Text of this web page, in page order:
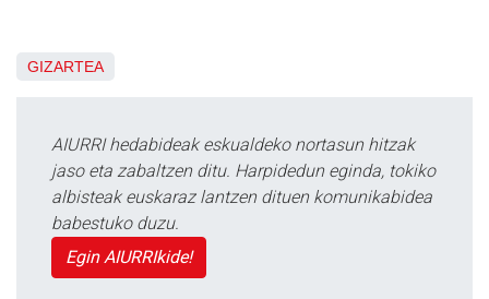
GIZARTEA
AIURRI hedabideak eskualdeko nortasun hitzak
jaso eta zabaltzen ditu. Harpidedun eginda, tokiko
albisteak euskaraz lantzen dituen komunikabidea
babestuko duzu.
Egin AIURRIkide!